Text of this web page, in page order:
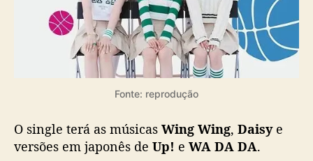
e
F
Y
P
”
Fonte: reprodução
O single terá as músicas Wing Wing, Daisye
versões em japonês de Up! e WA DA DA.